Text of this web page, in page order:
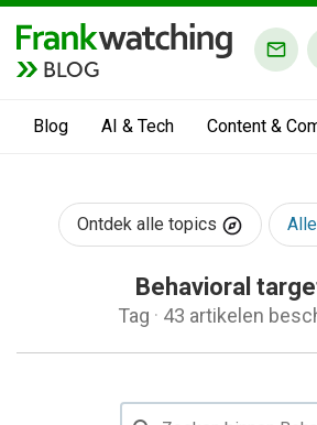
BLOG
Blog AI & Tech Content &
Ontdek alle topics
Behavioral
Tag · 43 artikelen